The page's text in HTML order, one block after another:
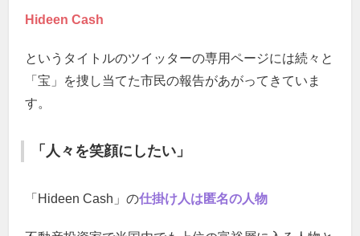
Hideen Cash
というタイトルのツイッターの専用ページには続々と
「宝」を捜し当てた市民の報告があがってきていま
す。
「人々を笑顔にしたい」
「Hideen Cash」の仕掛け人は匿名の人物